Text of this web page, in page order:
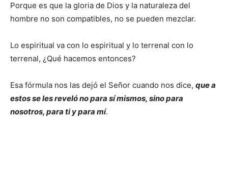
Porque es que la gloria de Dios y la naturaleza del
hombre no son compatibles, no se pueden mezclar.
Lo espiritual va con lo espiritual y lo terrenal con lo
terrenal, ¿Qué hacemos entonces?
Esa fórmula nos las dejó el Señor cuando nos dice, que a
estos se les reveló no para sí mismos, sino para
nosotros, para ti y para mí.